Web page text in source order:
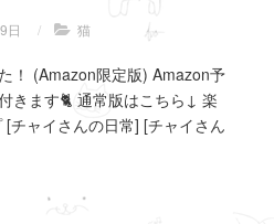
日 / 猫
！ (Amazon限定版) Amazon予
きます🐈 通常版はこちら↓ 楽
ャイさんの日常] [チャイさん